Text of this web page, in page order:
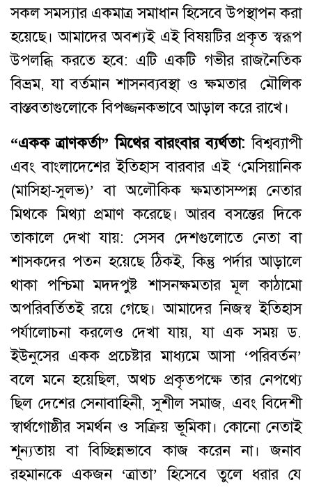
সকল সমস্যার একমাত্র সমাধান হিসেবে উপস্থাপন করা
হয়েছে। আমাদের অবশ্যই এই বিষয়টির প্রকৃত স্বরূপ
উপলব্ধি করতে হবে: এটি একটি গভীর রাজনৈতিক
বিভ্রম, যা বর্তমান শাসনব্যবস্থা ও ক্ষমতার মৌলিক
বাস্তবতাগুলোকে বিপজ্জনকভাবে আড়াল করে রাখে।
“একক ত্রাণকর্তা” মিথের বারংবার ব্যর্থতা: বিশ্বব্যাপী
এবং বাংলাদেশের ইতিহাস বারবার এই ‘মেসিয়ানিক
(মাসিহা-সুলভ)’ বা অলৌকিক ক্ষমতাসম্পন্ন নেতার
মিথকে মিথ্যা প্রমাণ করেছে। আরব বসন্তের দিকে
তাকালে দেখা যায়: সেসব দেশগুলোতে নেতা বা
শাসকদের পতন হয়েছে ঠিকই, কিন্তু পর্দার আড়ালে
থাকা পশ্চিমা মদদপুষ্ট শাসনক্ষমতার মূল কাঠামো
অপরিবর্তিতই রয়ে গেছে। আমাদের নিজস্ব ইতিহাস
পর্যালোচনা করলেও দেখা যায়, যা এক সময় ড.
ইউনুসের একক প্রচেষ্টার মাধ্যমে আসা ‘পরিবর্তন’
বলে মনে হয়েছিল, অথচ প্রকৃতপক্ষে তার নেপথ্যে
ছিল দেশের সেনাবাহিনী, সুশীল সমাজ, এবং বিদেশী
স্বার্থগোষ্ঠীর সমর্থন ও সক্রিয় ভূমিকা। কোনো নেতাই
শূন্যতায় বা বিচ্ছিন্নভাবে কাজ করেন না। জনাব
রহমানকে একজন ‘ত্রাতা’ হিসেবে তুলে ধরার যে